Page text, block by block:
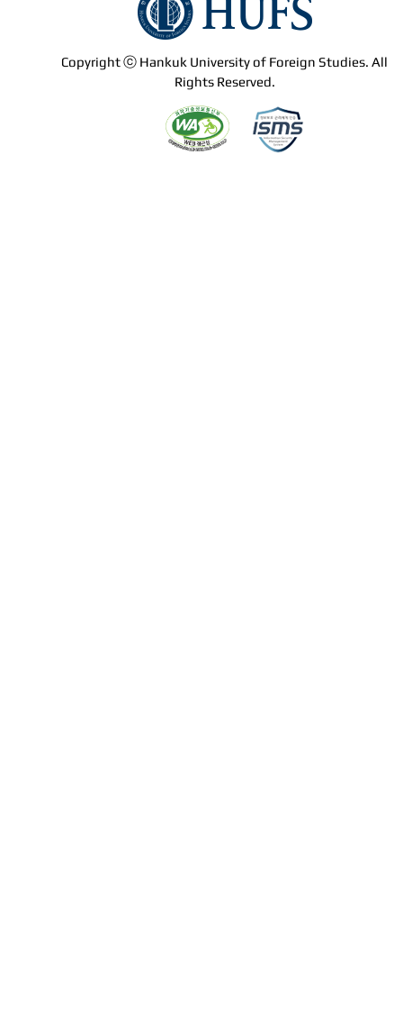
Copyright ⓒ Hankuk University of Foreign Studies. All
Rights Reserved.